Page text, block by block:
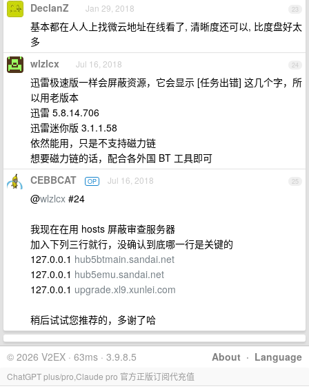
23
DeclanZ Jan 29, 2018
基本都在人人上找微云地址在线看了, 清晰度还可以, 比度盘好太
多
24
wlzlcx Jul 16, 2018
迅雷极速版一样会屏蔽资源，它会显示 [任务出错] 这几个字，所
以用老版本
迅雷 5.8.14.706
迅雷迷你版 3.1.1.58
依然能用，只是不支持磁力链
想要磁力链的话，配合各外国 BT 工具即可
25
CEBBCAT OP Jul 16, 2018
@wlzlcx #24
我现在在用 hosts 屏蔽审查服务器
加入下列三行就行，没确认到底哪一行是关键的
127.0.0.1 hub5btmain.sandai.net
127.0.0.1 hub5emu.sandai.net
127.0.0.1 upgrade.xl9.xunlei.com
稍后试试您推荐的，多谢了哈
About · Language
© 2026 V2EX · 63ms · 3.9.8.5
ChatGPT plus/pro,Claude pro 官方正版订阅代充值